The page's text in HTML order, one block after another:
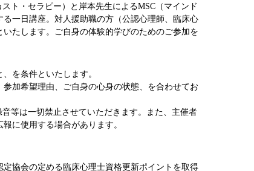
ト・セラピー）と岸本先生によるMSC（マインド
一日講座。対人援助職の方（公認心理師、臨床心
たします。ご自身の体験的学びのためのご参加を
を条件といたします。
加希望理由、ご自身の心身の状態、を合わせてお
等は一切禁止させていただきます。また、主催者
に使用する場合があります。
協会の定める臨床心理士資格更新ポイントを取得